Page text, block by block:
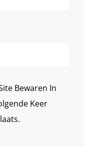
Bewaren In
Keer